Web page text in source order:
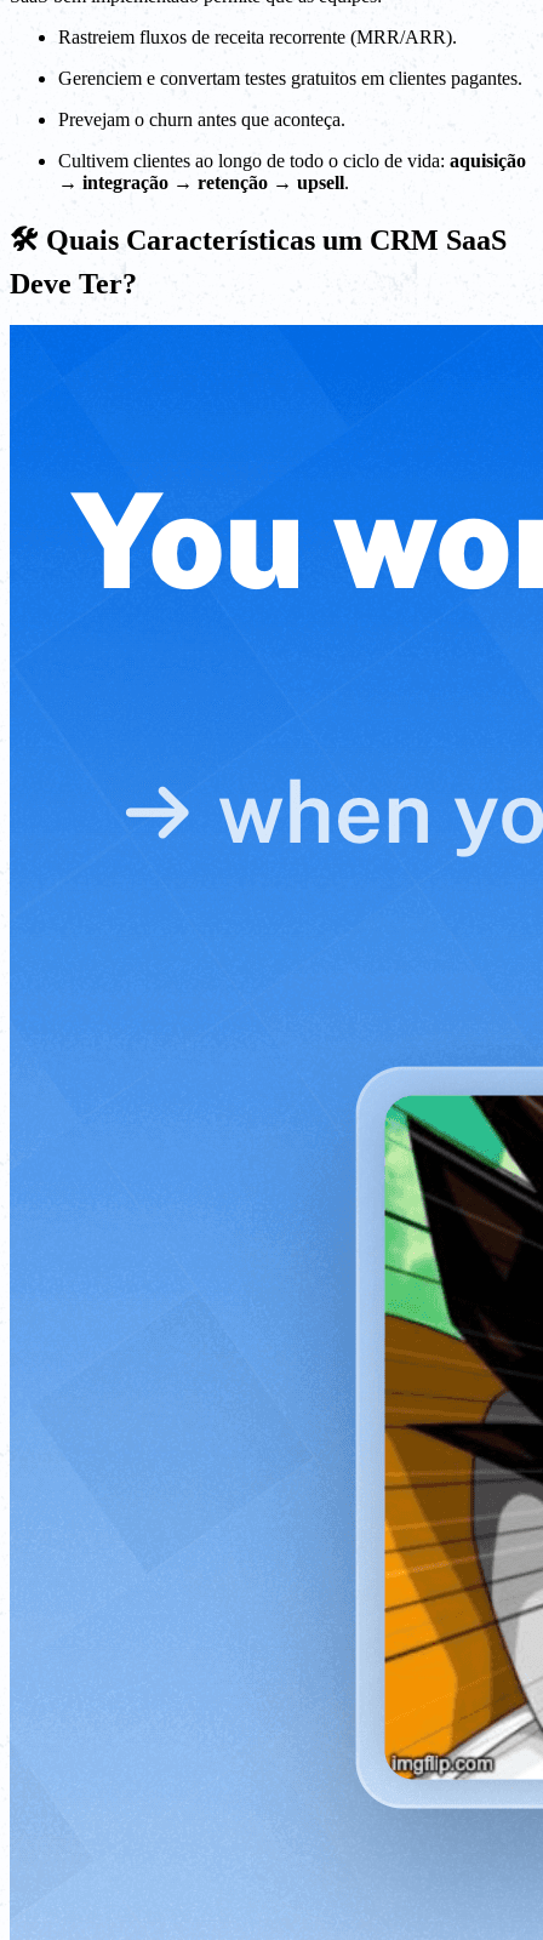
Rastreiem fluxos de receita recorrente (MRR/ARR).
Gerenciem e convertam testes gratuitos em clientes pagantes.
Prevejam o churn antes que aconteça.
Cultivem clientes ao longo de todo o ciclo de vida: aquisição
→ integração → retenção → upsell.
🛠️ Quais Características um CRM SaaS
Deve Ter?